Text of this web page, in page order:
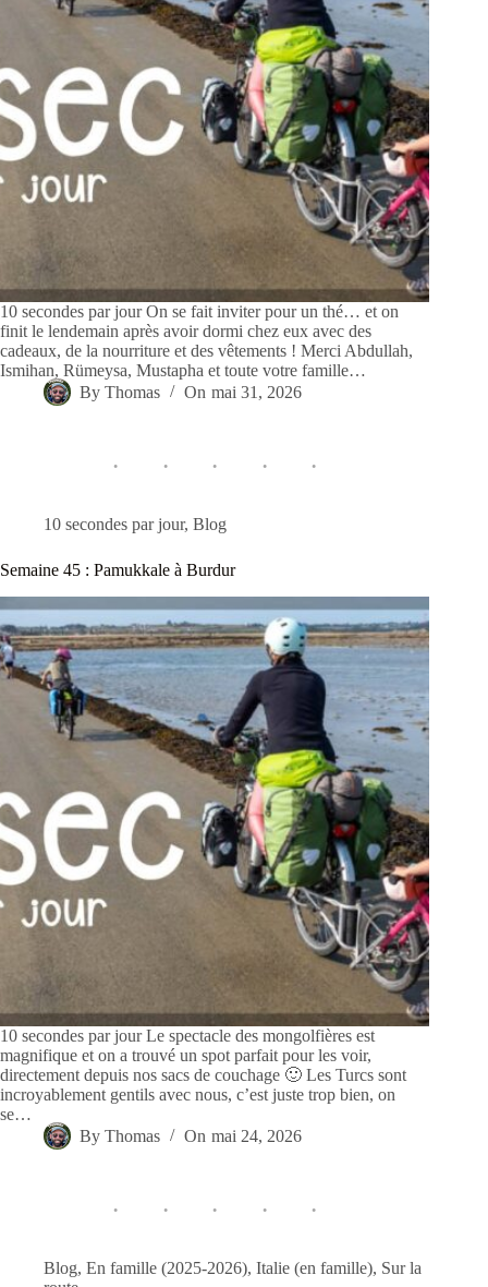
10 secondes par jour On se fait inviter pour un thé… et on
finit le lendemain après avoir dormi chez eux avec des
cadeaux, de la nourriture et des vêtements ! Merci Abdullah,
Ismihan, Rümeysa, Mustapha et toute votre famille…
By Thomas On mai 31, 2026
10 secondes par jour, Blog
Semaine 45 : Pamukkale à Burdur
10 secondes par jour Le spectacle des mongolfières est
magnifique et on a trouvé un spot parfait pour les voir,
directement depuis nos sacs de couchage 🙂 Les Turcs sont
incroyablement gentils avec nous, c’est juste trop bien, on
se…
By Thomas On mai 24, 2026
Blog, En famille (2025-2026), Italie (en famille), Sur la